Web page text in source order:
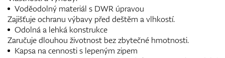
Voděodolný materiál s DWR úpravou
Zajišťuje ochranu výbavy před deštěm a vlhkostí.
Odolná a lehká konstrukce
Zaručuje dlouhou životnost bez zbytečné hmotnosti.
Kapsa na cennosti s lepeným zipem